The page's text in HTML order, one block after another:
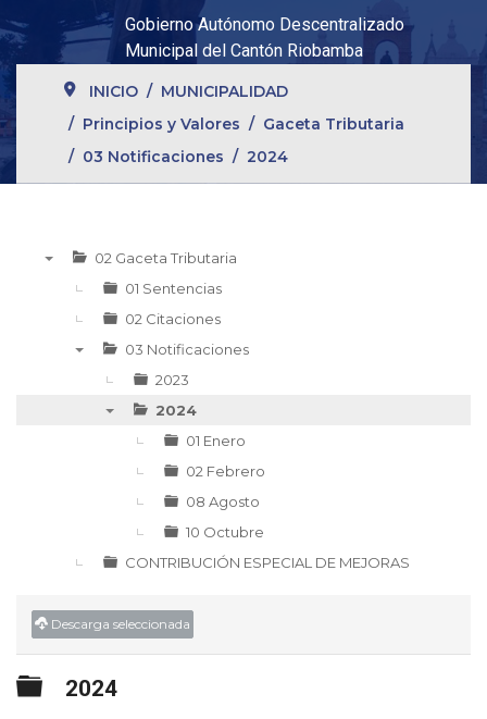
Gobierno Autónomo Descentralizado
Municipal del Cantón Riobamba
INICIO
MUNICIPALIDAD
Principios y Valores
Gaceta Tributaria
03 Notificaciones
2024
02 Gaceta Tributaria
01 Sentencias
02 Citaciones
03 Notificaciones
2023
2024
01 Enero
02 Febrero
08 Agosto
10 Octubre
CONTRIBUCIÓN ESPECIAL DE MEJORAS
Descarga seleccionada
Carpeta
2024